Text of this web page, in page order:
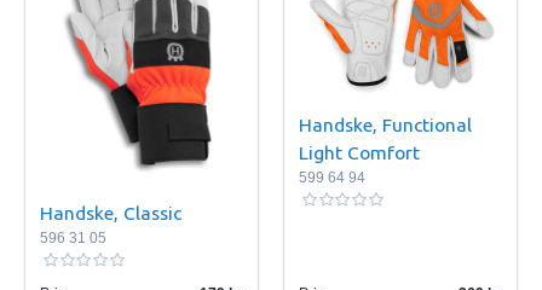
Handske, Classic
596 31 05
Handske, Functional
Light Comfort
599 64 94